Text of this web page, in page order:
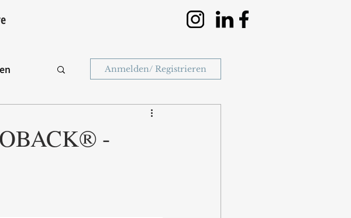
Anmelden/ Registrieren
-